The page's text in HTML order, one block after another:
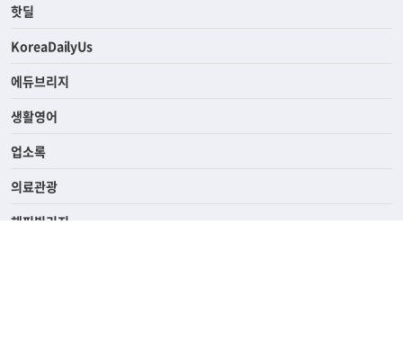
핫딜
KoreaDailyUs
에듀브리지
생활영어
업소록
의료관광
해피빌리지